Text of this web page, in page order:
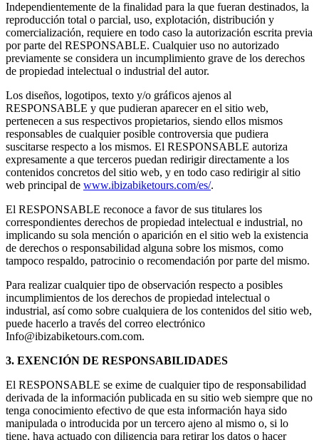
Independientemente de la finalidad para la que fueran destinados, la
reproducción total o parcial, uso, explotación, distribución y
comercialización, requiere en todo caso la autorización escrita previa
por parte del RESPONSABLE. Cualquier uso no autorizado
previamente se considera un incumplimiento grave de los derechos
de propiedad intelectual o industrial del autor.
Los diseños, logotipos, texto y/o gráficos ajenos al
RESPONSABLE y que pudieran aparecer en el sitio web,
pertenecen a sus respectivos propietarios, siendo ellos mismos
responsables de cualquier posible controversia que pudiera
suscitarse respecto a los mismos. El RESPONSABLE autoriza
expresamente a que terceros puedan redirigir directamente a los
contenidos concretos del sitio web, y en todo caso redirigir al sitio
web principal de www.ibizabiketours.com/es/.
El RESPONSABLE reconoce a favor de sus titulares los
correspondientes derechos de propiedad intelectual e industrial, no
implicando su sola mención o aparición en el sitio web la existencia
de derechos o responsabilidad alguna sobre los mismos, como
tampoco respaldo, patrocinio o recomendación por parte del mismo.
Para realizar cualquier tipo de observación respecto a posibles
incumplimientos de los derechos de propiedad intelectual o
industrial, así como sobre cualquiera de los contenidos del sitio web,
puede hacerlo a través del correo electrónico
Info@ibizabiketours.com.com.
3. EXENCIÓN DE RESPONSABILIDADES
El RESPONSABLE se exime de cualquier tipo de responsabilidad
derivada de la información publicada en su sitio web siempre que no
tenga conocimiento efectivo de que esta información haya sido
manipulada o introducida por un tercero ajeno al mismo o, si lo
tiene, haya actuado con diligencia para retirar los datos o hacer